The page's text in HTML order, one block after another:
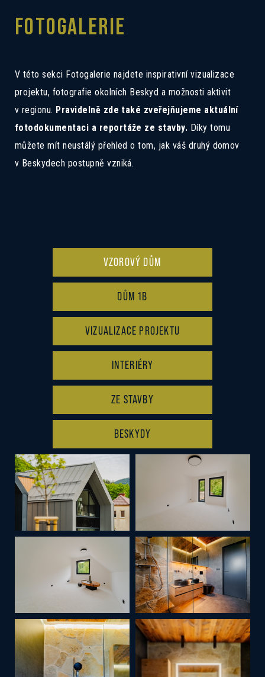
FOTOGALERIE
V této sekci Fotogalerie najdete inspirativní vizualizace
projektu, fotografie okolních Beskyd a možnosti aktivit
v regionu. Pravidelně zde také zveřejňujeme aktuální
fotodokumentaci a reportáže ze stavby. Díky tomu
můžete mít neustálý přehled o tom, jak váš druhý domov
v Beskydech postupně vzniká.
VZOROVÝ DŮM
DŮM 1B
VIZUALIZACE PROJEKTU
INTERIÉRY
ZE STAVBY
BESKYDY